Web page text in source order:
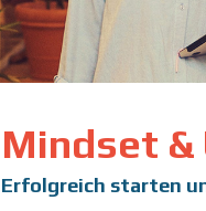
Mindset &
Erfolgreich starten